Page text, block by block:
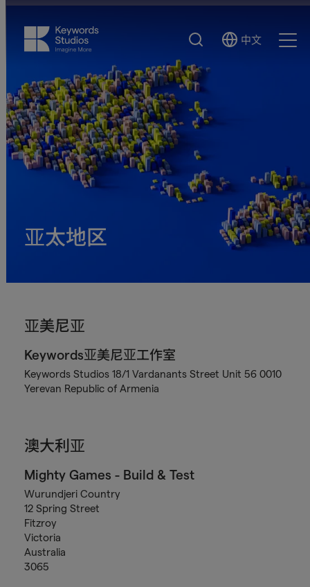
搜
Select
中文
亚太地区
亚美尼亚
Keywords亚美尼亚工作室
Keywords Studios 18/1 Vardanants Street Unit 56 0010
Yerevan Republic of Armenia
澳大利亚
Mighty Games - Build & Test
Wurundjeri Country
12 Spring Street
Fitzroy
Victoria
Australia
3065